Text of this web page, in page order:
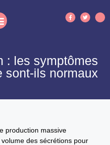
: les symptômes
sont-ils normaux
production massive
des sécrétions pour